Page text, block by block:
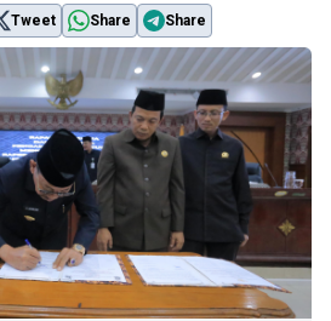
Tweet Share Share